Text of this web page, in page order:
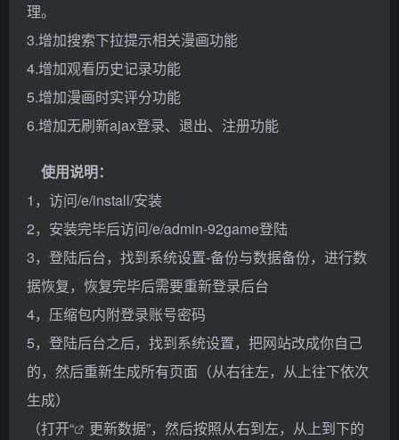
理。
3.增加搜索下拉提示相关漫画功能
4.增加观看历史记录功能
5.增加漫画时实评分功能
6.增加无刷新ajax登录、退出、注册功能
使用说明：
1，访问/e/install/安装
2，安装完毕后访问/e/admin-92game登陆
3，登陆后台，找到系统设置-备份与数据备份，进行数
据恢复，恢复完毕后需要重新登录后台
4，压缩包内附登录账号密码
5，登陆后台之后，找到系统设置，把网站改成你自己
的，然后重新生成所有页面（从右往左，从上往下依次
生成）
（打开“
更新数据”，然后按照从右到左，从上到下的